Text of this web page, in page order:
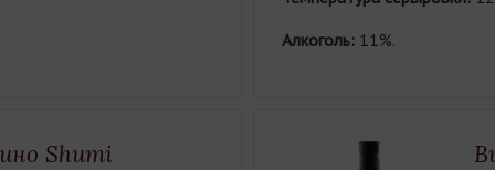
Алкоголь: 11%.
Shumi